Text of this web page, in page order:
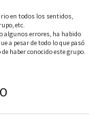
en todos los sentidos,
etc.
algunos errores, ha habido
a pesar de todo lo que pasó
haber conocido este grupo.